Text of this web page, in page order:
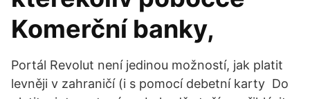
Komerční banky,
Portál Revolut není jedinou možností, jak platit
levněji v zahraničí (i s pomocí debetní karty Do